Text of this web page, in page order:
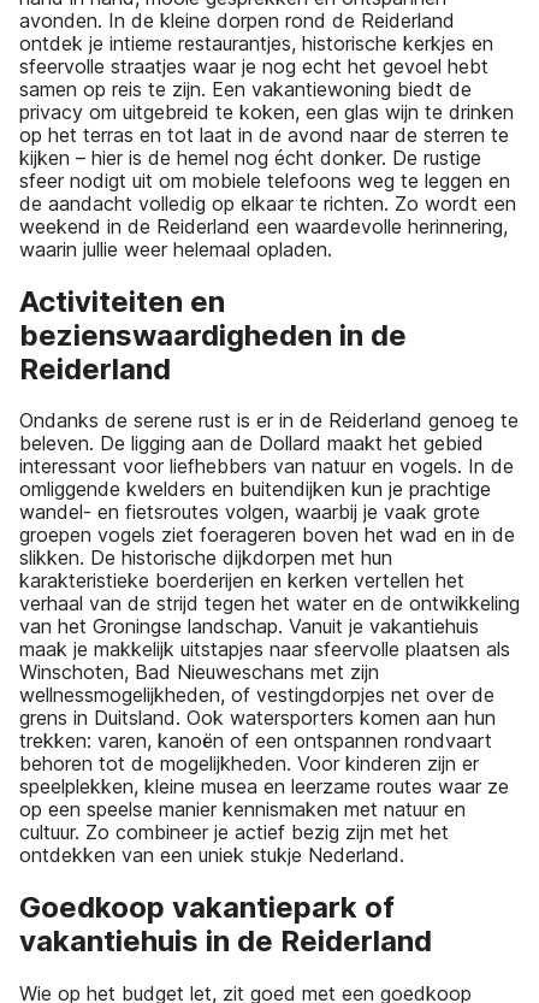
avonden. In de kleine dorpen rond de Reiderland
ontdek je intieme restaurantjes, historische kerkjes en
sfeervolle straatjes waar je nog echt het gevoel hebt
samen op reis te zijn. Een vakantiewoning biedt de
privacy om uitgebreid te koken, een glas wijn te drinken
op het terras en tot laat in de avond naar de sterren te
kijken – hier is de hemel nog écht donker. De rustige
sfeer nodigt uit om mobiele telefoons weg te leggen en
de aandacht volledig op elkaar te richten. Zo wordt een
weekend in de Reiderland een waardevolle herinnering,
waarin jullie weer helemaal opladen.
Activiteiten en
bezienswaardigheden in de
Reiderland
Ondanks de serene rust is er in de Reiderland genoeg te
beleven. De ligging aan de Dollard maakt het gebied
interessant voor liefhebbers van natuur en vogels. In de
omliggende kwelders en buitendijken kun je prachtige
wandel- en fietsroutes volgen, waarbij je vaak grote
groepen vogels ziet foerageren boven het wad en in de
slikken. De historische dijkdorpen met hun
karakteristieke boerderijen en kerken vertellen het
verhaal van de strijd tegen het water en de ontwikkeling
van het Groningse landschap. Vanuit je vakantiehuis
maak je makkelijk uitstapjes naar sfeervolle plaatsen als
Winschoten, Bad Nieuweschans met zijn
wellnessmogelijkheden, of vestingdorpjes net over de
grens in Duitsland. Ook watersporters komen aan hun
trekken: varen, kanoën of een ontspannen rondvaart
behoren tot de mogelijkheden. Voor kinderen zijn er
speelplekken, kleine musea en leerzame routes waar ze
op een speelse manier kennismaken met natuur en
cultuur. Zo combineer je actief bezig zijn met het
ontdekken van een uniek stukje Nederland.
Goedkoop vakantiepark of
vakantiehuis in de Reiderland
Wie op het budget let, zit goed met een goedkoop